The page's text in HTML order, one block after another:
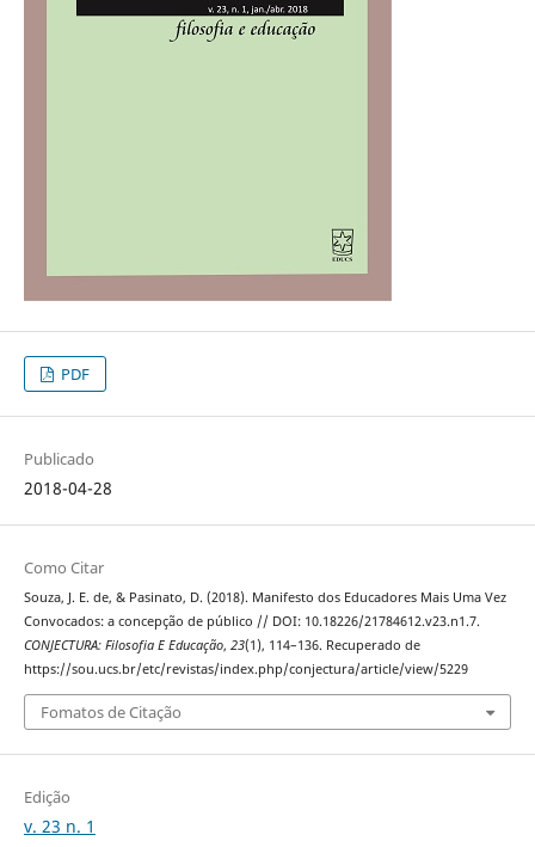
PDF
Publicado
2018-04-28
Como Citar
Souza, J. E. de, & Pasinato, D. (2018). Manifesto dos Educadores Mais Uma Vez
Convocados: a concepção de público // DOI: 10.18226/21784612.v23.n1.7.
CONJECTURA: Filosofia E Educação, 23(1), 114–136. Recuperado de
https://sou.ucs.br/etc/revistas/index.php/conjectura/article/view/5229
Fomatos de Citação
Edição
v. 23 n. 1